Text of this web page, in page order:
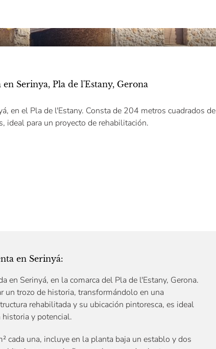
Serinya, Pla de l'Estany, Gerona
en el Pla de l'Estany. Consta de 204 metros cuadrados de
ideal para un proyecto de rehabilitación.
en Serinyá:
en Serinyá, en la comarca del Pla de l'Estany, Gerona.
un trozo de historia, transformándolo en una
rehabilitada y su ubicación pintoresca, es ideal
y potencial.
cada una, incluye en la planta baja un establo y dos